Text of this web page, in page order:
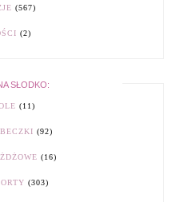
(567)
(2)
SŁODKO:
(11)
(92)
(16)
(303)